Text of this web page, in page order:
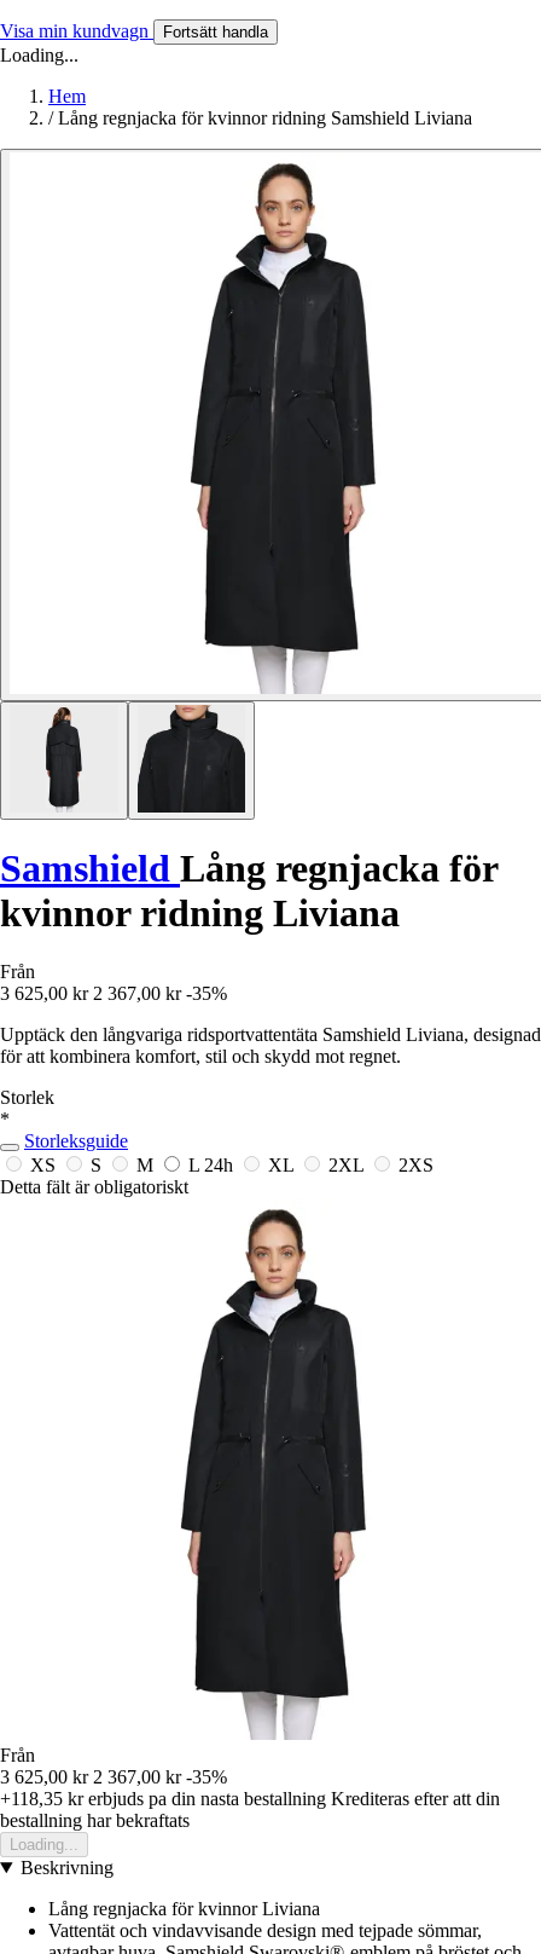
Visa min kundvagn Fortsätt handla
Loading...
Hem
/ Lång regnjacka för kvinnor ridning Samshield Liviana
Samshield Lång regnjacka för
kvinnor ridning Liviana
Från
3 625,00 kr 2 367,00 kr -35%
Upptäck den långvariga ridsportvattentäta Samshield Liviana, designad
för att kombinera komfort, stil och skydd mot regnet.
Storlek
*
Storleksguide
XS
S M L 24h XL 2XL
2XS
Detta fält är obligatoriskt
Från
3 625,00 kr 2 367,00 kr -35%
+118,35 krerbjuds pa din nasta bestallning Krediteras efter att din
bestallning har bekraftats
Loading...
Beskrivning
Lång regnjacka för kvinnor Liviana
Vattentät och vindavvisande design med tejpade sömmar,